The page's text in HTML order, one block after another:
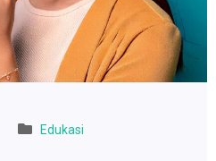
Edukasi